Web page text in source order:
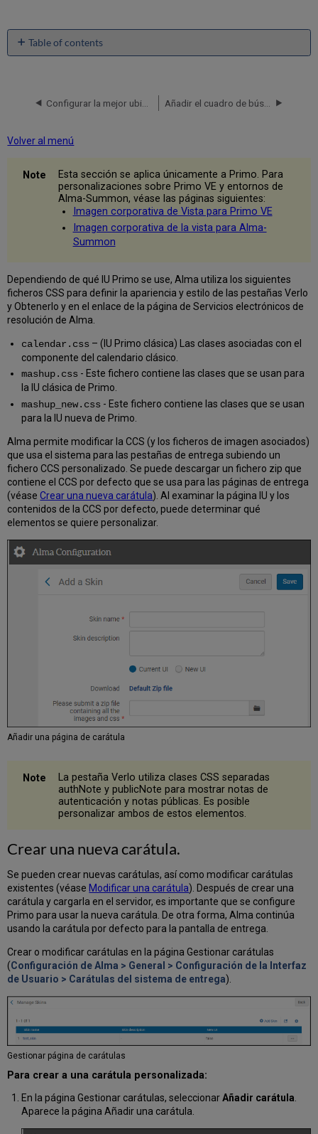
Table of contents
carátula.
en
para
carátula.
Volver al menú
Esta sección se aplica únicamente a Primo. Para
personalizaciones sobre Primo VE y entornos de
Alma-Summon, véase las páginas siguientes:
Imagen corporativa de Vista para Primo VE
Imagen corporativa de la vista para Alma-
Summon
Dependiendo de qué IU Primo se use, Alma utiliza los siguientes
ficheros CSS para definir la apariencia y estilo de las pestañas Verlo
y Obtenerlo y en el enlace de la página de Servicios electrónicos de
resolución de Alma.
calendar.css – (IU Primo clásica) Las clases asociadas con el
componente del calendario clásico.
mashup.css - Este fichero contiene las clases que se usan para
la IU clásica de Primo.
mashup_new.css - Este fichero contiene las clases que se usan
para la IU nueva de Primo.
Alma permite modificar la CCS (y los ficheros de imagen asociados)
que usa el sistema para las pestañas de entrega subiendo un
fichero CCS personalizado. Se puede descargar un fichero zip que
contiene el CCS por defecto que se usa para las páginas de entrega
(véaseCrear una nueva carátula). Al examinar la página IU y los
contenidos de la CCS por defecto, puede determinar qué
elementos se quiere personalizar.
Añadir una página de carátula
La pestaña Verlo utiliza clases CSS separadas
authNote y publicNote para mostrar notas de
autenticación y notas públicas. Es posible
personalizar ambos de estos elementos.
Crear una nueva carátula.
Se pueden crear nuevas carátulas, así como modificar carátulas
existentes (véase Modificar una carátula). Después de crear una
carátula y cargarla en el servidor, es importante que se configure
Primo para usar la nueva carátula. De otra forma, Alma continúa
usando la carátula por defecto para la pantalla de entrega.
Crear o modificar carátulas en la página Gestionar carátulas
(Configuración de Alma > General > Configuración de la Interfaz
de Usuario > Carátulas del sistema de entrega).
Gestionar página de carátulas
Para crear a una carátula personalizada:
En la página Gestionar carátulas, seleccionarAñadir carátula.
Aparece la página Añadir una carátula.